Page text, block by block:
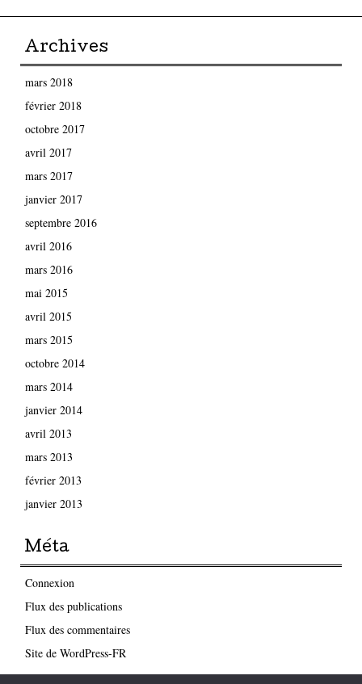
Archives
mars 2018
février 2018
octobre 2017
avril 2017
mars 2017
janvier 2017
septembre 2016
avril 2016
mars 2016
mai 2015
avril 2015
mars 2015
octobre 2014
mars 2014
janvier 2014
avril 2013
mars 2013
février 2013
janvier 2013
Méta
Connexion
Flux des publications
Flux des commentaires
Site de WordPress-FR